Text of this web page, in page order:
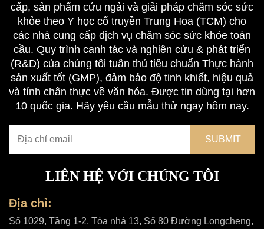
cấp, sản phẩm cứu ngải và giải pháp chăm sóc sức
khỏe theo Y học cổ truyền Trung Hoa (TCM) cho
các nhà cung cấp dịch vụ chăm sóc sức khỏe toàn
cầu. Quy trình canh tác và nghiên cứu & phát triển
(R&D) của chúng tôi tuân thủ tiêu chuẩn Thực hành
sản xuất tốt (GMP), đảm bảo độ tinh khiết, hiệu quả
và tính chân thực về văn hóa. Được tin dùng tại hơn
10 quốc gia. Hãy yêu cầu mẫu thử ngay hôm nay.
LIÊN HỆ VỚI CHÚNG TÔI
Địa chỉ:
Số 1029, Tầng 1-2, Tòa nhà 13, Số 80 Đường Longcheng,